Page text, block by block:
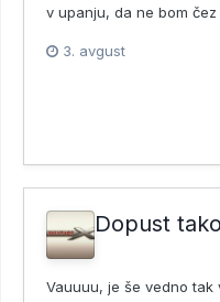
v upanju, da ne bom
3. avgust
Dopust
Vauuuu, je še vedno tak